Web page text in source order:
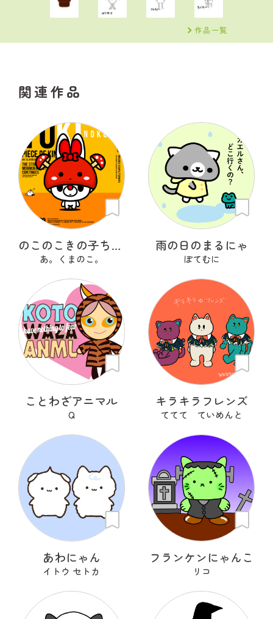
作品一覧
関連作品
のこのこきの子ちゃん
あ。くまのこ。
雨の日のまるにゃ
ぽてむに
ことわざアニマル
Q
キラキラフレンズ
ててて ていめんと
あわにゃん
イトウ セトカ
フランケンにゃんこ
リコ